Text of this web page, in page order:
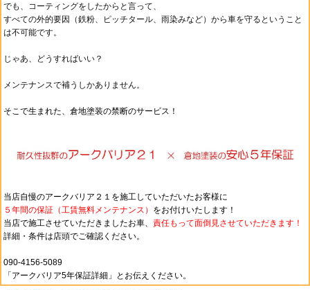
でも、コーティングをしたからと言って、
すべての外的要因（鉄粉、ピッチタール、雨染みなど）から車を守るということ
は不可能です。
じゃあ、どうすればいい？
メンテナンスで補うしかありません。
そこで生まれた、倉地塗装の禁断のサービス！
当店自慢のアークバリア２１を施工していただいたお客様に
５年間の保証（工賃無料メンテナンス） をお付けいたします！
当店で施工させていただきましたお車、 責任もって面倒見させていただきます！
詳細・条件は店頭でご確認ください。
090-4156-5089
「アークバリア5年保証詳細」とお伝えください。